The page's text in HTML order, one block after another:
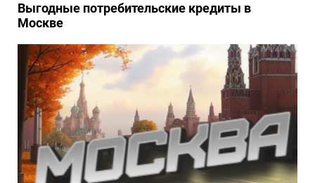
Выгодные потребительские кредиты в
Москве